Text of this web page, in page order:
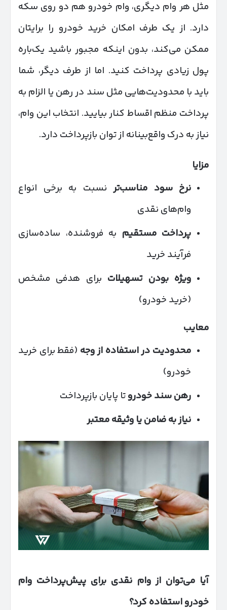
مثل هر وام دیگری، وام خودرو هم دو روی سکه
دارد. از یک طرف امکان خرید خودرو را برایتان
ممکن می‌کند، بدون اینکه مجبور باشید یک‌باره
پول زیادی پرداخت کنید. اما از طرف دیگر، شما
باید با محدودیت‌هایی مثل سند در رهن یا الزام به
پرداخت منظم اقساط کنار بیایید. انتخاب این وام،
نیاز به درک واقع‌بینانه از توان بازپرداخت دارد.
مزایا
نرخ سود مناسب‌تر نسبت به برخی انواع
وام‌های نقدی
پرداخت مستقیم به فروشنده، ساده‌سازی
فرآیند خرید
ویژه بودن تسهیلات برای هدفی مشخص
(خرید خودرو)
معایب
محدودیت در استفاده از وجه (فقط برای خرید
خودرو)
رهن سند خودروتا پایان بازپرداخت
نیاز به ضامن یا وثیقه معتبر
آیا می‌توان از وام نقدی برای پیش‌پرداخت وام
خودرو استفاده کرد؟